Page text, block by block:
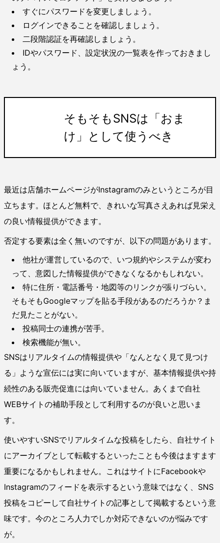
すぐにパスワードを変更しましょう。
ログインできることを確認しましょう。
二段階認証を再確認しましょう。
IDやパスワード、設定状況の一覧表を作っておきまし
ょう。
そもそもSNSは「おま
け」として使うべき
最近は店舗ホームページがInstagramのみというところが目
立ちます。ほとんど無料で、きれいな写真さえあれば見栄え
の良い情報提供ができます。
否定する要素は全く無いのですが、以下の問題があります。
他社が運営しているので、いつ規約やシステムが変わ
って、意図した情報提供ができなくなるかもしれない。
特に住所・電話番号・地図等のリンクが張りづらい。
そもそもGoogleマップを貼る手段があるのだろうか？ま
だ見たことがない。
投稿同士の連携が苦手。
検索機能が無い。
SNSはリアルタイムの情報提供や「なんとなく見て見つけ
る」ような宣伝には実に向いていますが、基本情報提供や持
続性のある販売促進には向いていません。あくまで自社
WEBサイトの補助手段として利用するのが良いと思いま
す。
使いやすいSNSでリアルタイムな投稿をしたら、自社サイト
にアーカイブとして転載するといったことも今後はますます
重要になるかもしれません。これはサイトにFacebookや
Instagramのフィードを表示するという意味ではなく、SNS
投稿をコピーして自社サイトの記事として掲載するという意
味です。今のところ人力でしか対応できないのが悩みです
が。